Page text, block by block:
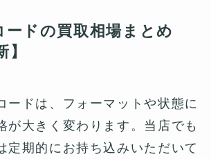
ードの買取相場まとめ
】
ードは、フォーマットや状態に
が大きく変わります。当店でも
定期的にお持ち込みいただいて